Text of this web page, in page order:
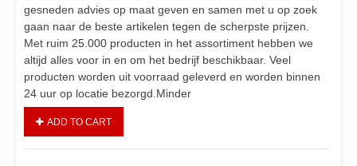
gesneden advies op maat geven en samen met u op zoek
gaan naar de beste artikelen tegen de scherpste prijzen.
Met ruim 25.000 producten in het assortiment hebben we
altijd alles voor in en om het bedrijf beschikbaar. Veel
producten worden uit voorraad geleverd en worden binnen
24 uur op locatie bezorgd.Minder
ADD TO CART